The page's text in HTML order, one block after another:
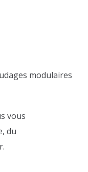
modulaires
vous
du